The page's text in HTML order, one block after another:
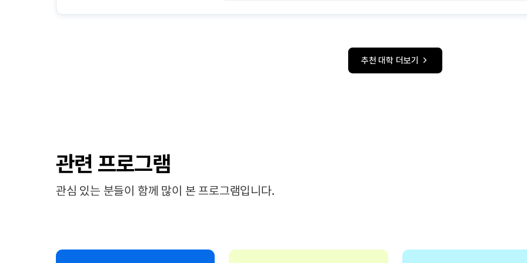
추천 대학 더보기
관련 프로그램
관심 있는 분들이 함께 많이 본 프로그램입니다.